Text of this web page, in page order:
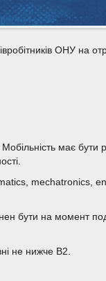
ОНУ на
має
mechatronics,
бути на момент
не нижче В2.